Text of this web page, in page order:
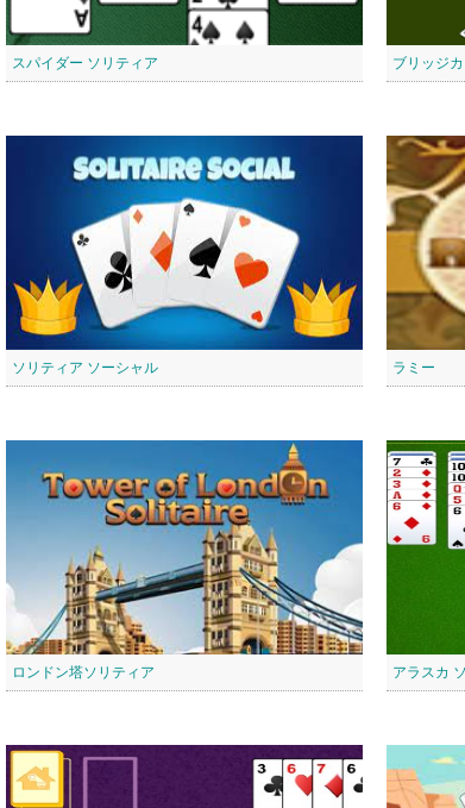
スパイダー ソリティア ブリッジ
ソリティア ソーシャル ラミー
ロンドン塔ソリティア アラスカ